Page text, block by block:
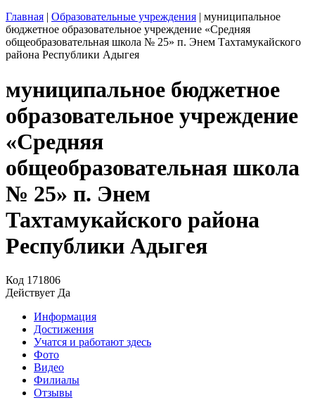
Главная | Образовательные учреждения | муниципальное
бюджетное образовательное учреждение «Средняя
общеобразовательная школа № 25» п. Энем Тахтамукайского
района Республики Адыгея
муниципальное бюджетное
образовательное учреждение
«Средняя
общеобразовательная школа
№ 25» п. Энем
Тахтамукайского района
Республики Адыгея
Код 171806
Действует Да
Информация
Достижения
Учатся и работают здесь
Фото
Видео
Филиалы
Отзывы